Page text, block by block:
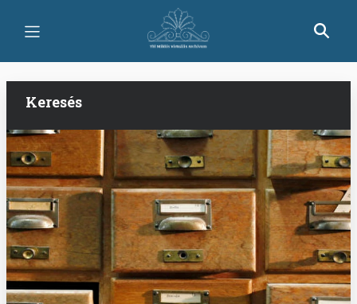
tartalomra
Keresés